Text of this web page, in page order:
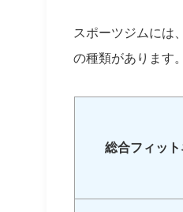
スポーツジムには
の種類があります。
総合フィッ